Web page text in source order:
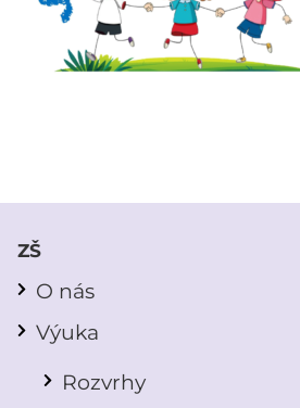
ZŠ
O nás
Výuka
Rozvrhy